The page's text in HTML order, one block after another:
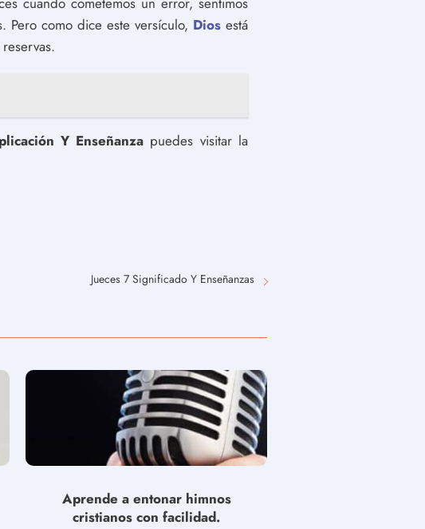
Pero como dice este versículo, Dios está
Y Enseñanza puedes visitar la
Jueces 7 Significado Y Enseñanzas
Aprende a entonar himnos
cristianos con facilidad.